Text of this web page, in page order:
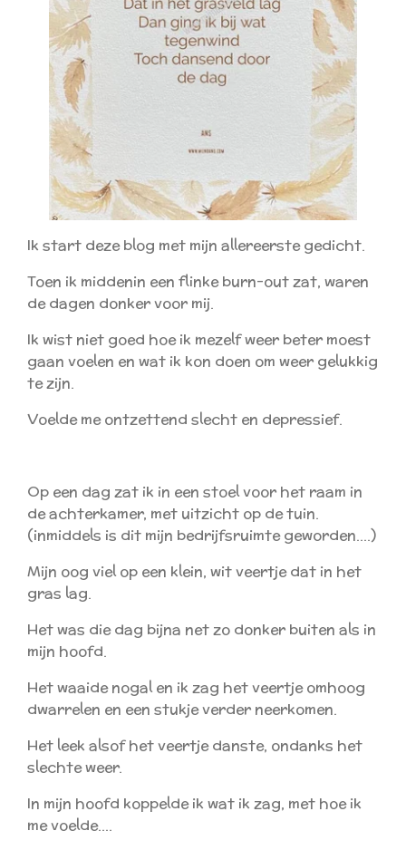
Ik start deze blog met mijn allereerste gedicht.
Toen ik middenin een flinke burn-out zat, waren
de dagen donker voor mij.
Ik wist niet goed hoe ik mezelf weer beter moest
gaan voelen en wat ik kon doen om weer gelukkig
te zijn.
Voelde me ontzettend slecht en depressief.
Op een dag zat ik in een stoel voor het raam in
de achterkamer, met uitzicht op de tuin.
(inmiddels is dit mijn bedrijfsruimte geworden....)
Mijn oog viel op een klein, wit veertje dat in het
gras lag.
Het was die dag bijna net zo donker buiten als in
mijn hoofd.
Het waaide nogal en ik zag het veertje omhoog
dwarrelen en een stukje verder neerkomen.
Het leek alsof het veertje danste, ondanks het
slechte weer.
In mijn hoofd koppelde ik wat ik zag, met hoe ik
me voelde....